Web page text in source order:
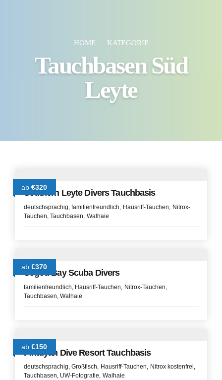
HOME KATEGORIE
Tauchbasen Süd
Leyte
ab €320
Southern Leyte Divers Tauchbasis
deutschsprachig familienfreundlich Hausriff-Tauchen
Nitrox-
Tauchen Tauchbasen Walhaie
ab €370
Sogod Bay Scuba Divers
familienfreundlich Hausriff-Tauchen
Nitrox-Tauchen
Tauchbasen Walhaie
ab €150
Pintuyan Dive Resort Tauchbasis
deutschsprachig Großfisch Hausriff-Tauchen
Nitrox kostenfrei
Tauchbasen UW-Fotografie Walhaie